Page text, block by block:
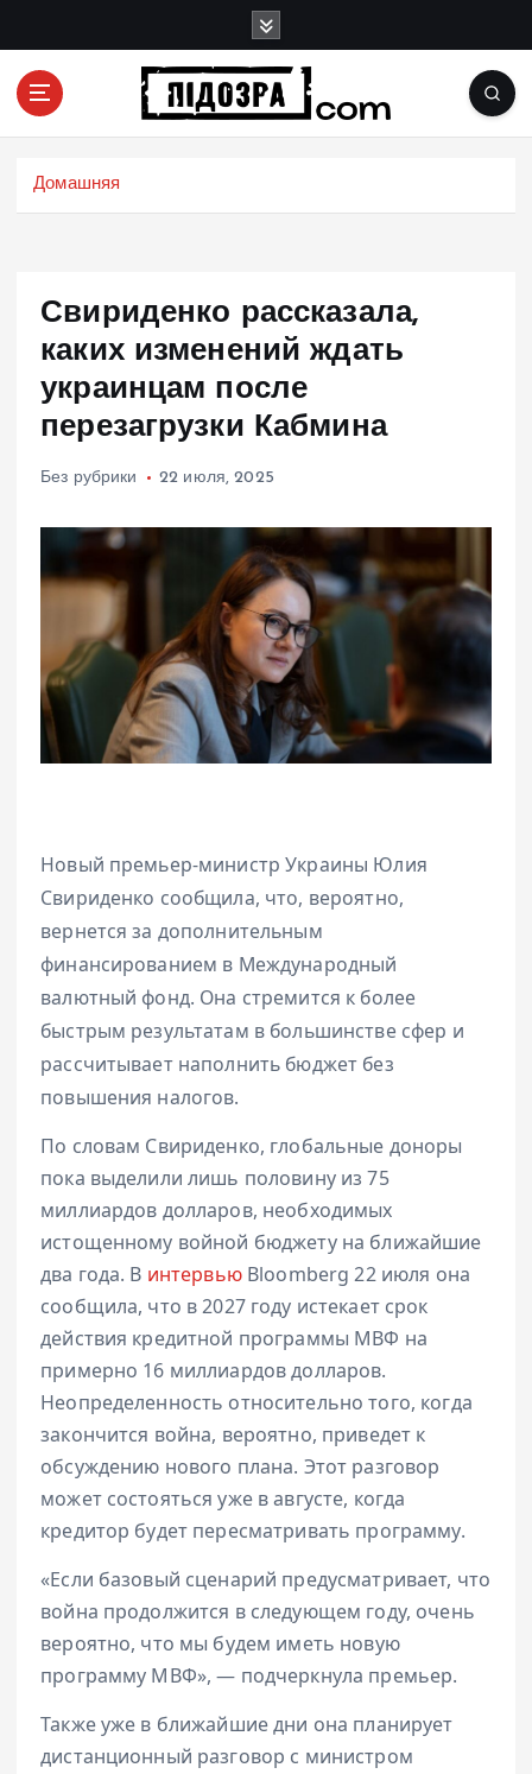
Подозрения и факты преступных действий в
Домашняя
Свириденко рассказала,
каких изменений ждать
украинцам после
перезагрузки Кабмина
Без рубрики 22 июля, 2025
Новый премьер-министр Украины Юлия
Свириденко сообщила, что, вероятно,
вернется за дополнительным
финансированием в Международный
валютный фонд. Она стремится к более
быстрым результатам в большинстве сфер и
рассчитывает наполнить бюджет без
повышения налогов.
По словам Свириденко, глобальные доноры
пока выделили лишь половину из 75
миллиардов долларов, необходимых
истощенному войной бюджету на ближайшие
два года. В интервьюBloomberg 22 июля она
сообщила, что в 2027 году истекает срок
действия кредитной программы МВФ на
примерно 16 миллиардов долларов.
Неопределенность относительно того, когда
закончится война, вероятно, приведет к
обсуждению нового плана. Этот разговор
может состояться уже в августе, когда
кредитор будет пересматривать программу.
«Если базовый сценарий предусматривает, что
война продолжится в следующем году, очень
вероятно, что мы будем иметь новую
программу МВФ», — подчеркнула премьер.
Также уже в ближайшие дни она планирует
дистанционный разговор с министром